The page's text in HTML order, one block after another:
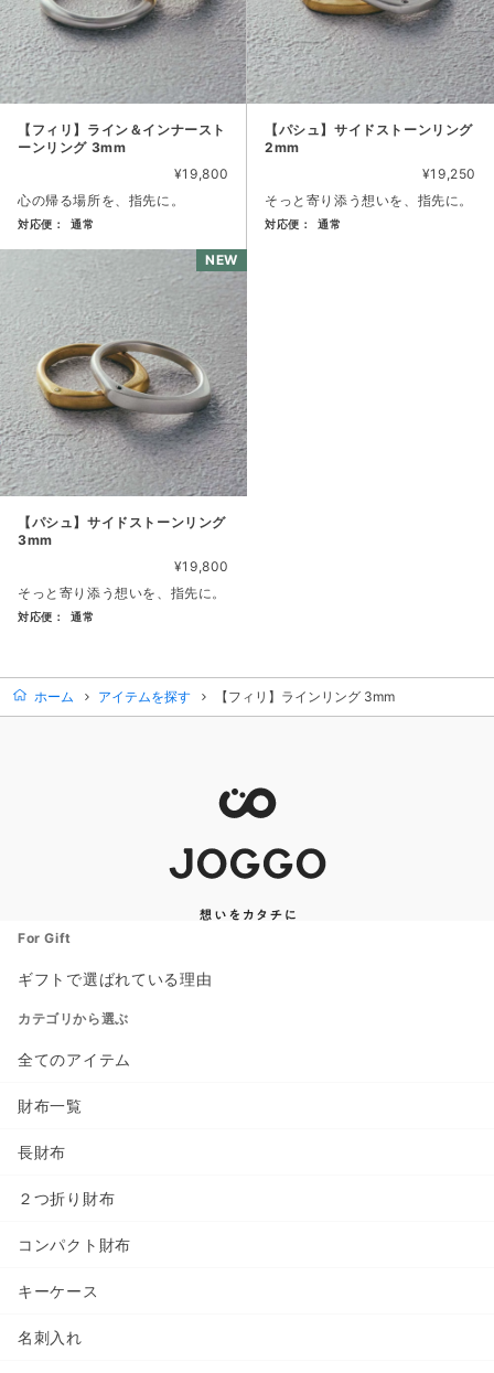
【フィリ】ライン＆インナースト
ーンリング 3mm
¥19,800
心の帰る場所を、指先に。
対応便： 通常
商品カード。商品: 【フィリ】ライン＆インナーストーンリ
【パシュ】サイドストーンリング
2mm
¥19,250
そっと寄り添う想いを、指先に。
対応便： 通常
NEW
【パシュ】サイドストーンリング
3mm
¥19,800
そっと寄り添う想いを、指先に。
対応便： 通常
ホーム アイテムを探す 【フィリ】ラインリング 3mm
For Gift
ギフトで選ばれている理由
カテゴリから選ぶ
全てのアイテム
財布一覧
長財布
２つ折り財布
コンパクト財布
キーケース
名刺入れ